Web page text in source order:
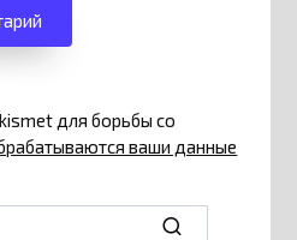
для борьбы со
ваши данные